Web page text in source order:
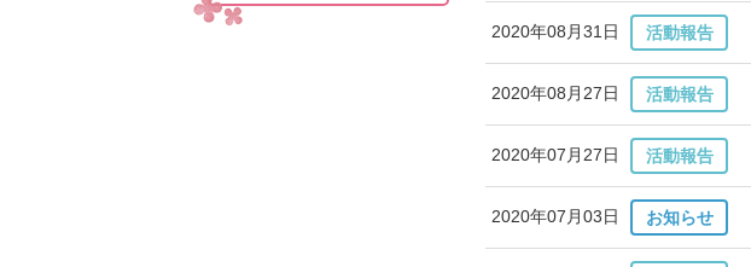
2020年08月31日 活動報告
2020年08月27日 活動報告
2020年07月27日 活動報告
2020年07月03日 お知らせ